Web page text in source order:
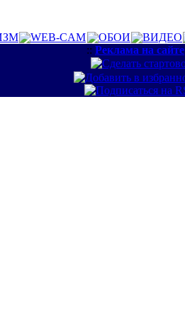
WEB-CAM ОБОИ ВИДЕО
:: Реклама на сайте